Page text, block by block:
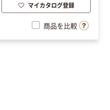
マイカタログ登録
商品を比較